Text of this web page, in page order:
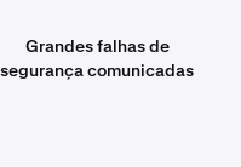
Grandes falhas de
segurança comunicadas